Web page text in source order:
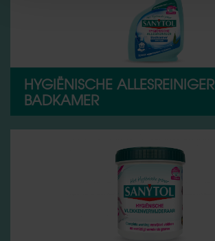
HYGIËNISCHE ALLESREINIGER
BADKAMER